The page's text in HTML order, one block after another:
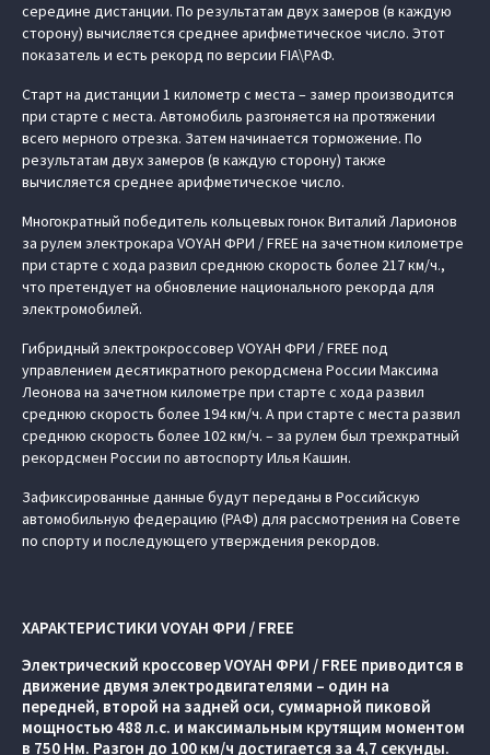
середине дистанции. По результатам двух замеров (в каждую
сторону) вычисляется среднее арифметическое число. Этот
показатель и есть рекорд по версии FIA\РАФ.
Старт на дистанции 1 километр с места – замер производится
при старте с места. Автомобиль разгоняется на протяжении
всего мерного отрезка. Затем начинается торможение. По
результатам двух замеров (в каждую сторону) также
вычисляется среднее арифметическое число.
Многократный победитель кольцевых гонок Виталий Ларионов
за рулем электрокара VOYAH ФРИ / FREE на зачетном километре
при старте с хода развил среднюю скорость более 217 км/ч.,
что претендует на обновление национального рекорда для
электромобилей.
Гибридный электрокроссовер VOYAH ФРИ / FREE под
управлением десятикратного рекордсмена России Максима
Леонова на зачетном километре при старте с хода развил
среднюю скорость более 194 км/ч. А при старте с места развил
среднюю скорость более 102 км/ч. – за рулем был трехкратный
рекордсмен России по автоспорту Илья Кашин.
Зафиксированные данные будут переданы в Российскую
автомобильную федерацию (РАФ) для рассмотрения на Совете
по спорту и последующего утверждения рекордов.
ХАРАКТЕРИСТИКИ VOYAH ФРИ / FREE
Электрический кроссовер VOYAH ФРИ / FREE приводится в
движение двумя электродвигателями – один на
передней, второй на задней оси, суммарной пиковой
мощностью 488 л.с. и максимальным крутящим моментом
в 750 Нм. Разгон до 100 км/ч достигается за 4,7 секунды.